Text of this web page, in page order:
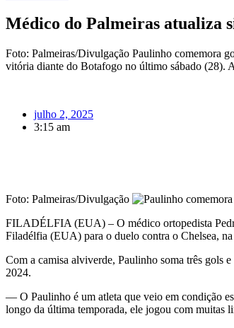
Médico do Palmeiras atualiza
Foto: Palmeiras/Divulgação Paulinho comemora
vitória diante do Botafogo no último sábado (28).
julho 2, 2025
3:15 am
Foto: Palmeiras/Divulgação
FILADÉLFIA (EUA) – O médico ortopedista
Filadélfia (EUA) para o duelo contra o Chelsea,
Com a camisa alviverde, Paulinho soma três gols
2024.
— O Paulinho é um atleta que veio em condição
longo da última temporada, ele jogou com muitas